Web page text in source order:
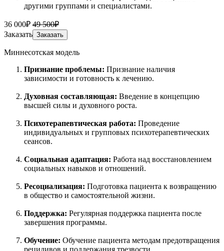
другими группами и специалистами.
36 000₽ 49 500₽
Заказать Заказать
Миннесотская модель
Признание проблемы: Признание наличия
зависимости и готовность к лечению.
Духовная составляющая: Введение в концепцию
высшей силы и духовного роста.
Психотерапевтическая работа: Проведение
индивидуальных и групповых психотерапевтических
сеансов.
Социальная адаптация: Работа над восстановлением
социальных навыков и отношений.
Ресоциализация: Подготовка пациента к возвращению
в общество и самостоятельной жизни.
Поддержка: Регулярная поддержка пациента после
завершения программы.
Обучение: Обучение пациента методам предотвращения